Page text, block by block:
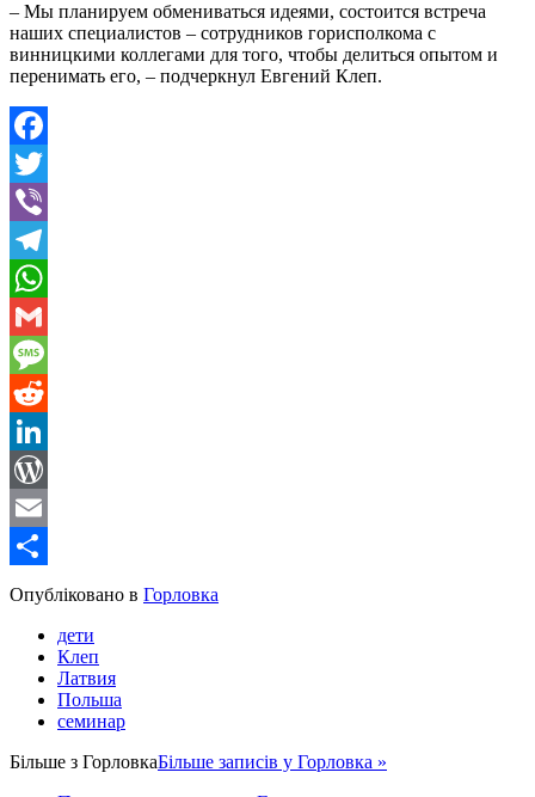
– Мы планируем обмениваться идеями, состоится встреча
наших специалистов – сотрудников горисполкома с
винницкими коллегами для того, чтобы делиться опытом и
перенимать его, – подчеркнул Евгений Клеп.
Facebook
Twitter
Viber
Telegram
WhatsApp
Gmail
Message
Reddit
LinkedIn
WordPress
Email
Share
Опубліковано в Горловка
дети
Клеп
Латвия
Польша
семинар
Більше з ГорловкаБільше записів у Горловка »